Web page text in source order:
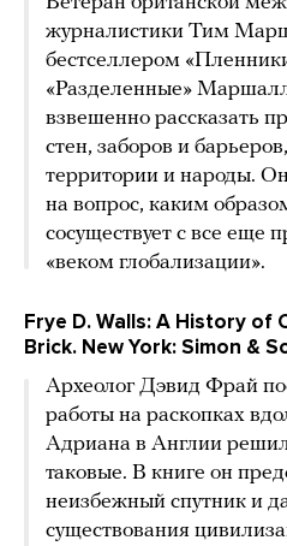
журналистики Тим
бестселлером
«Разделенные»
взвешенно рассказать
стен, заборов и
территории и народы.
на вопрос, каким
сосуществует с все
«веком глобализации».
Frye D. Walls: A History of
Brick. New York: Simon &
Археолог Дэвид Фрай
работы на раскопках
Адриана в Англии
таковые. В книге он
неизбежный спутник и
существования